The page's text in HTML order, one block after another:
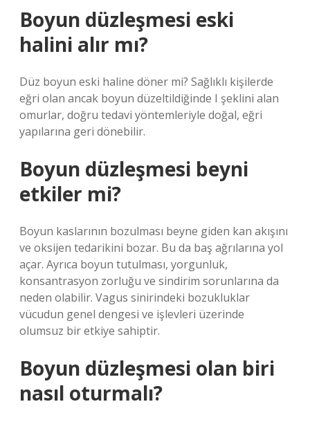
Boyun düzleşmesi eski
halini alır mı?
Düz boyun eski haline döner mi? Sağlıklı kişilerde
eğri olan ancak boyun düzeltildiğinde I şeklini alan
omurlar, doğru tedavi yöntemleriyle doğal, eğri
yapılarına geri dönebilir.
Boyun düzleşmesi beyni
etkiler mi?
Boyun kaslarının bozulması beyne giden kan akışını
ve oksijen tedarikini bozar. Bu da baş ağrılarına yol
açar. Ayrıca boyun tutulması, yorgunluk,
konsantrasyon zorluğu ve sindirim sorunlarına da
neden olabilir. Vagus sinirindeki bozukluklar
vücudun genel dengesi ve işlevleri üzerinde
olumsuz bir etkiye sahiptir.
Boyun düzleşmesi olan biri
nasıl oturmalı?